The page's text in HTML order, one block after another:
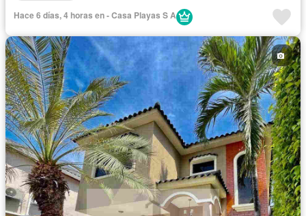
Hace 6 días, 4 horas en - Casa Playas S A